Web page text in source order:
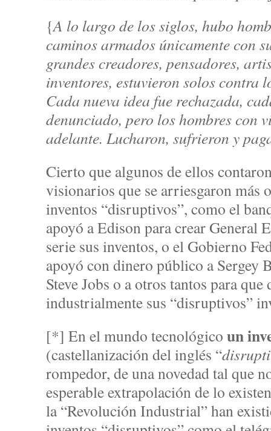
{A lo largo de los siglos, hubo
caminos armados únicamente con
grandes creadores, pensadores,
inventores, estuvieron solos contra
Cada nueva idea fue rechazada,
denunciado, pero los hombres con
adelante. Lucharon, sufrieron y
Cierto que algunos de ellos
visionarios que se arriesgaron más
inventos “disruptivos”, como el
apoyó a Edison para crear General
serie sus inventos, o el Gobierno
apoyó con dinero público a Sergey
Steve Jobs o a otros tantos para
industrialmente sus “disruptivos”
[*] En el mundo tecnológico un
(castellanización del inglés “
rompedor, de una novedad tal que
esperable extrapolación de lo
la “Revolución Industrial” han